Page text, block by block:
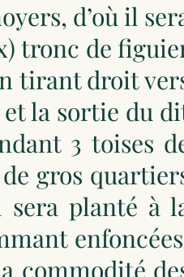
d’où il
tronc de
tirant droit
et la sortie du
3 toises
gros
sera planté à
commodité